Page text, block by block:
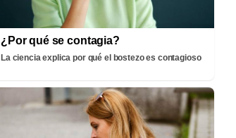
¿Por qué se contagia?
La ciencia explica por qué el bostezo es contagioso